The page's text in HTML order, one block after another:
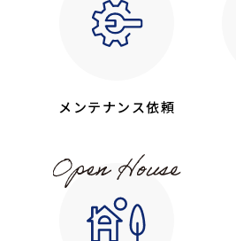
メンテナンス依頼